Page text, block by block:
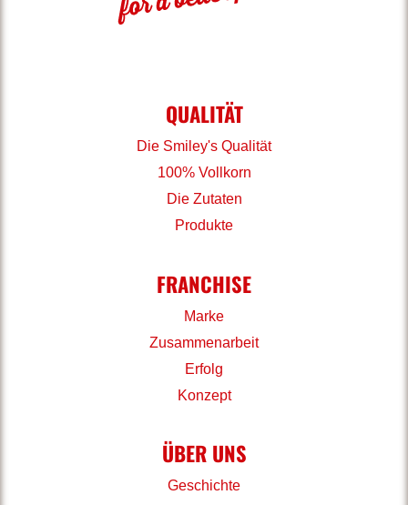
QUALITÄT
Die Smiley's Qualität
100% Vollkorn
Die Zutaten
Produkte
FRANCHISE
Marke
Zusammenarbeit
Erfolg
Konzept
ÜBER UNS
Geschichte